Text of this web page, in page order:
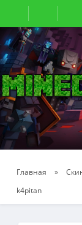
Главная »
k4pitan